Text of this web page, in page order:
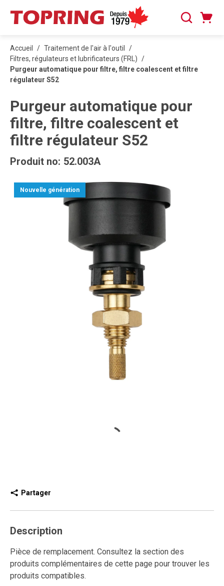
PASSER AU CONTENU PRINCIPAL
Recherche
Accueil / Traitement de l'air à l'outil
/
Filtres, régulateurs et lubrificateurs (FRL) /
Purgeur automatique pour filtre, filtre coalescent et filtre
régulateur S52
Purgeur automatique pour
filtre, filtre coalescent et
filtre régulateur S52
Produit no: 52.003A
Nouvelle génération
Partager
Description
Pièce de remplacement. Consultez la section des
produits complémentaires de cette page pour trouver les
produits compatibles.